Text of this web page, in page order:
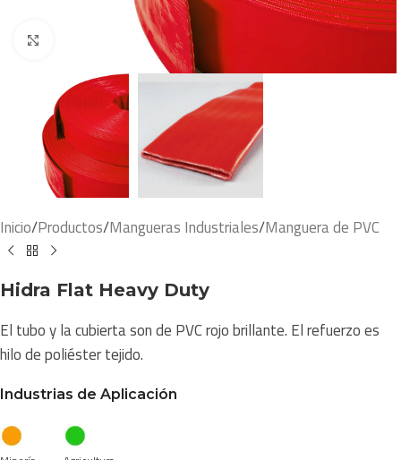
Click to enlarge
Inicio/Productos/Mangueras Industriales/Manguera de PVC
Hidra Flat Heavy Duty
El tubo y la cubierta son de PVC rojo brillante. El refuerzo es
hilo de poliéster tejido.
Industrias de Aplicación